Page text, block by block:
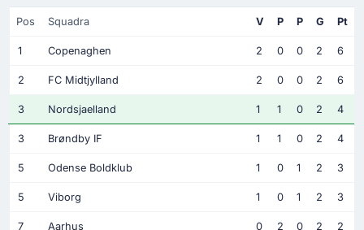
Pos Squadra V P P G Pt
1 Copenaghen 2 0 0 2 6
2 FC Midtjylland 2 0 0 2 6
3 Nordsjaelland 1 1 0 2 4
3 Brøndby IF 1 1 0 2 4
5 Odense Boldklub 1 0 1 2 3
5 Viborg 1 0 1 2 3
7 Aarhus 0 2 0 2 2